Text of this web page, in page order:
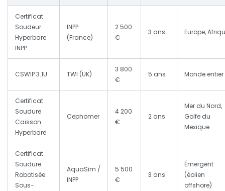
Certificat
Soudeur
Hyperbare
INPP
INPP
(France)
2 500
€
3 ans Europe,
CSWIP 3.1U TWI (UK)
3 800
€
5 ans Monde entier
Certificat
Soudure
Caisson
Hyperbare
Cephomer
4 200
€
2 ans
Mer du Nord,
Golfe du
Mexique
Certificat
Soudure
Robotisée
Sous-
AquaSim /
INPP
5 500
€
3 ans
Émergent
(éolien
offshore)